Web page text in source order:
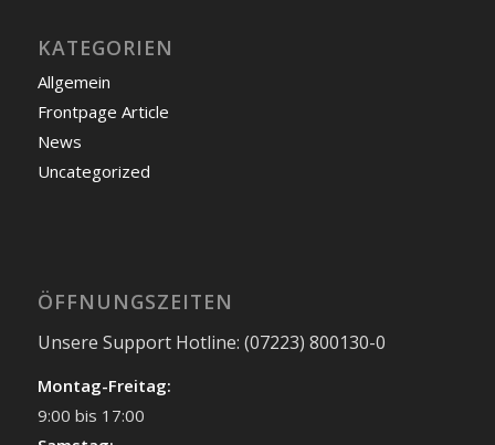
KATEGORIEN
Allgemein
Frontpage Article
News
Uncategorized
ÖFFNUNGSZEITEN
Unsere Support Hotline: (07223) 800130-0
Montag-Freitag:
9:00 bis 17:00